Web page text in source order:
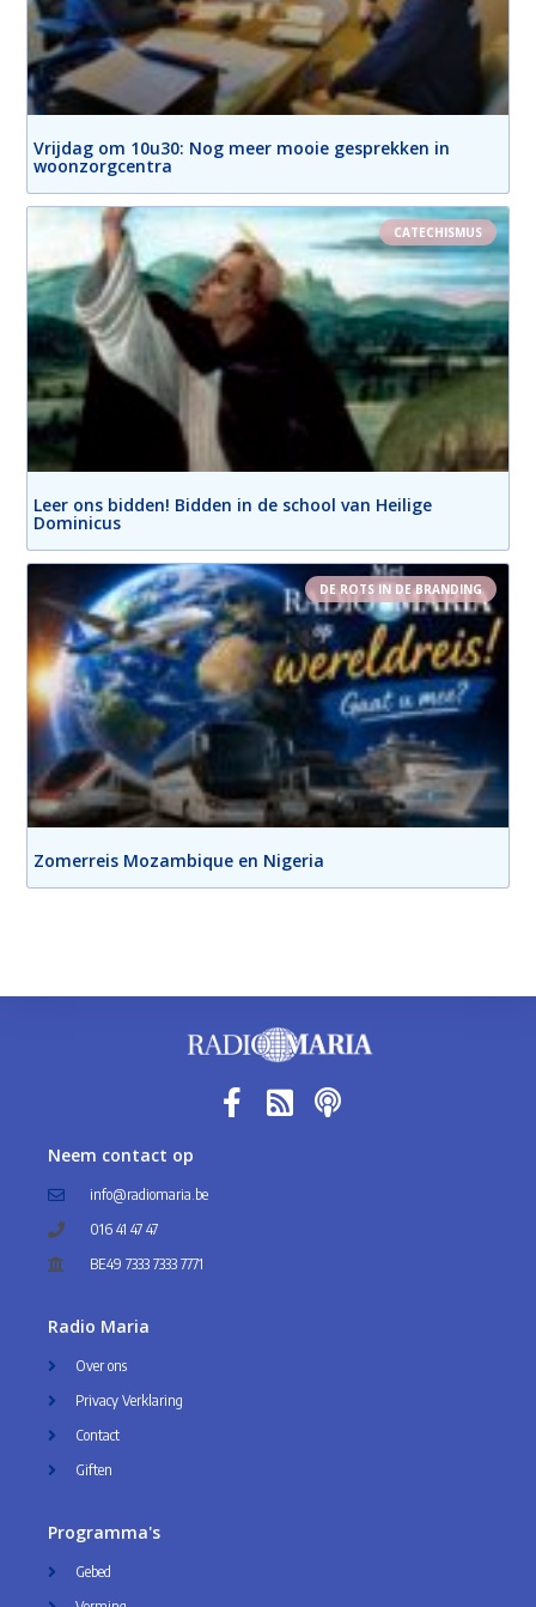
Vrijdag om 10u30: Nog meer mooie gesprekken in
woonzorgcentra
CATECHISMUS
Leer ons bidden! Bidden in de school van Heilige
Dominicus
DE ROTS IN DE BRANDING
Zomerreis Mozambique en Nigeria
Neem contact op
info@radiomaria.be
016 41 47 47
BE49 7333 7333 7771
Radio Maria
Over ons
Privacy Verklaring
Contact
Giften
Programma's
Gebed